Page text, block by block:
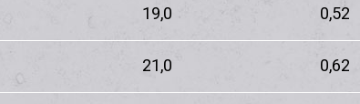
19,0 0,52
21,0 0,62